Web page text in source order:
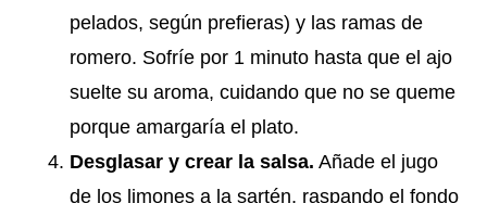
pelados, según prefieras) y las ramas de
romero. Sofríe por 1 minuto hasta que el ajo
suelte su aroma, cuidando que no se queme
porque amargaría el plato.
Desglasar y crear la salsa. Añade el jugo
de los limones a la sartén, raspando el fondo